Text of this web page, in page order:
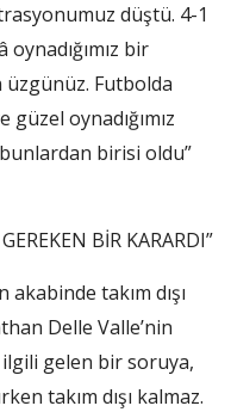
düştü. 4-1
bir
üzgünüz. Futbolda
oynadığımız
birisi oldu”
BİR KARARDI”
akabinde takım dışı
Delle Valle’nin
ilgili gelen bir soruya,
takım dışı kalmaz.